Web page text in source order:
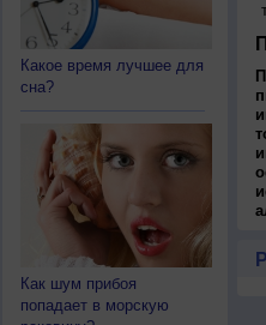
Какое время лучшее для
сна?
Как шум прибоя
попадает в морскую